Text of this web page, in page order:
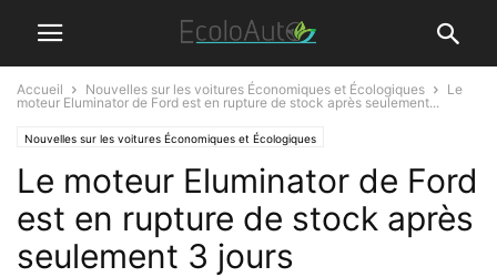
Accueil Nouvelles sur les voitures Économiques et Écologiques
Le
moteur Eluminator de Ford est en rupture de stock après seulement...
Nouvelles sur les voitures Économiques et Écologiques
Le moteur Eluminator de Ford
est en rupture de stock après
seulement 3 jours